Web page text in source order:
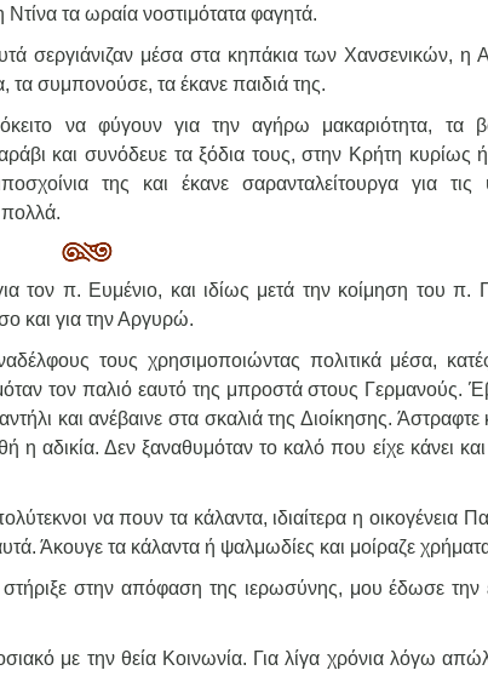
τα ωραία νοστιμότατα φαγητά.
σεργιάνιζαν μέσα στα κηπάκια των Χανσενικών, η
τα συμπονούσε, τα έκανε παιδιά της.
να φύγουν για την αγήρω μακαριότητα, τα
και συνόδευε τα ξόδια τους, στην Κρήτη κυρίως ή
της και έκανε σαρανταλείτουργα για τις
πολλά.
τον π. Ευμένιο, και ιδίως μετά την κοίμηση του π.
και για την Αργυρώ.
τους χρησιμοποιώντας πολιτικά μέσα,
τον παλιό εαυτό της μπροστά στους Γερμανούς.
και ανέβαινε στα σκαλιά της Διοίκησης. Άστραφτε
η αδικία. Δεν ξαναθυμόταν το καλό που είχε κάνει
να πουν τα κάλαντα, ιδιαίτερα η οικογένεια
Άκουγε τα κάλαντα ή ψαλμωδίες και μοίραζε
στήριξε στην απόφαση της ιερωσύνης, μου έδωσε την
με την θεία Κοινωνία. Για λίγα χρόνια λόγω